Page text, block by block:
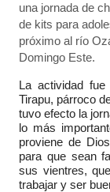
una jornada de
de kits para
próximo al río
Domingo Este.
La actividad
Tirapu, párroco
tuvo efecto la
lo más
proviene de
para que sean
sus vientres,
trabajar y ser